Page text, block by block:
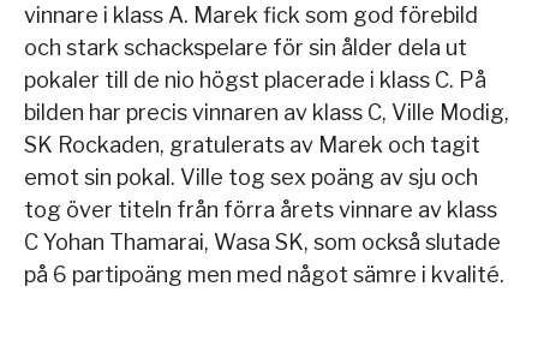
vinnare i klass A. Marek fick som god förebild
och stark schackspelare för sin ålder dela ut
pokaler till de nio högst placerade i klass C. På
bilden har precis vinnaren av klass C, Ville Modig,
SK Rockaden, gratulerats av Marek och tagit
emot sin pokal. Ville tog sex poäng av sju och
tog över titeln från förra årets vinnare av klass
C Yohan Thamarai, Wasa SK, som också slutade
på 6 partipoäng men med något sämre i kvalité.